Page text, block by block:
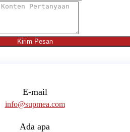
Kirim Pesan
E-mail
info@supmea.com
Ada apa